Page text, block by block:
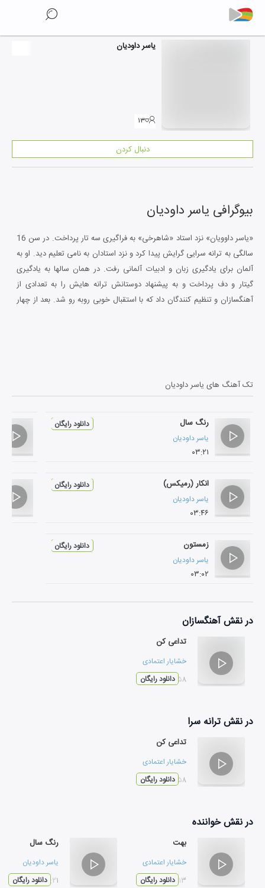
یاسر داودیان
۱۳
دنبال کردن
بیوگرافی یاسر داودیان
«یاسر داوویان» نزد استاد «شاهرخی» به فراگیری سه تار پرداخت. در سن 16
سالگی به ترانه سرایی گرایش پیدا کرد و نزد استادان به نامی تعلیم دید. او به
آلمان برای یادگیری زبان و ادبیات آلمانی رفت. در همان سالها به یادگیری
گیتار و دف پرداخت و به پیشنهاد دوستانش ترانه هایش را به تعدادی از
آهنگسازان و تنظیم کنندگان داد که با استقبال خوبی روبه رو شد. بعد از چهار
تک آهنگ های یاسر داودیان
رنگ سال
یاسر داودیان
۰۳:۲۱
دانلود رایگان
انکار (رمیکس)
یاسر داودیان
۰۳:۴۶
دانلود رایگان
زمستون
یاسر داودیان
۰۳:۰۲
دانلود رایگان
در نقشآهنگسازان
تداعی کن
خشایار اعتمادی
۰۲:۵۸دانلود رایگان
در نقشترانه سرا
تداعی کن
خشایار اعتمادی
۰۲:۵۸دانلود رایگان
در نقشخواننده
بهت
خشایار اعتمادی
۰۳:۱۳دانلود رایگان
رنگ سال
یاسر داودیان
۰۳:۲۱دانلود رایگان